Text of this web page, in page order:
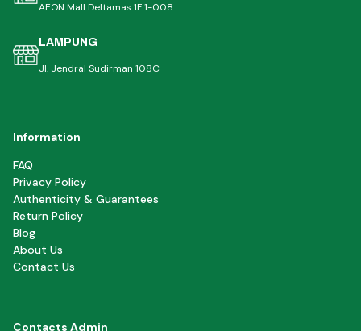
AEON Mall Deltamas 1F 1-008
LAMPUNG
Jl. Jendral Sudirman 108C
Information
FAQ
Privacy Policy
Authenticity & Guarantees
Return Policy
Blog
About Us
Contact Us
Contacts Admin